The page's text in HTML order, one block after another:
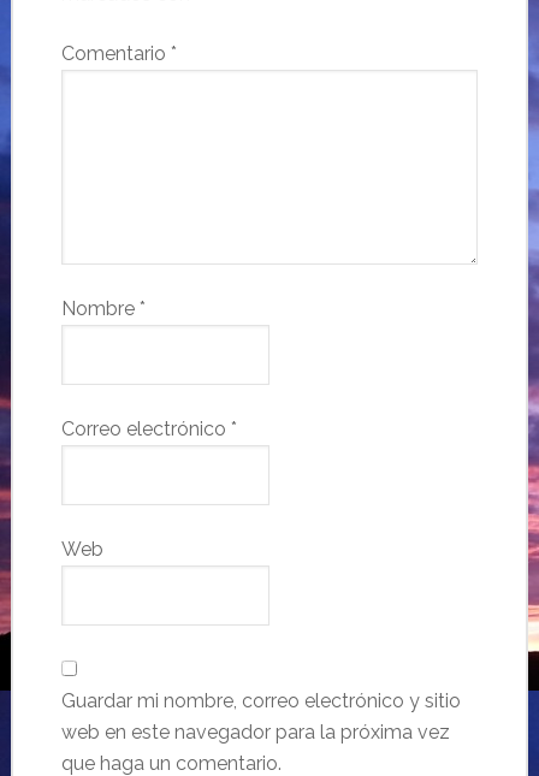
Comentario *
Nombre *
Correo electrónico *
Web
Guardar mi nombre, correo electrónico y sitio
web en este navegador para la próxima vez
que haga un comentario.